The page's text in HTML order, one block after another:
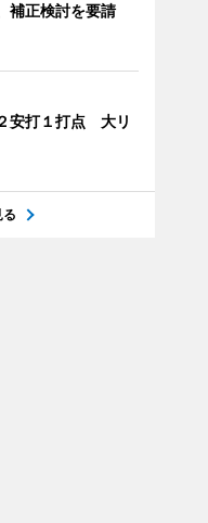
補正検討を要請
安打１打点 大リ
る